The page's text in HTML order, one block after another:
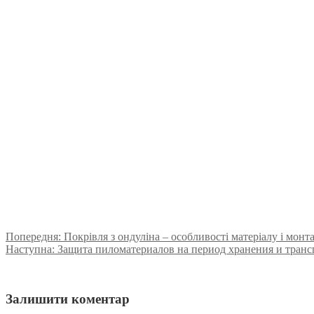
Попередня: Покрівля з ондуліна – особливості матеріалу і
Наступна: Защита пиломатериалов на период хранения и
Залишити коментар